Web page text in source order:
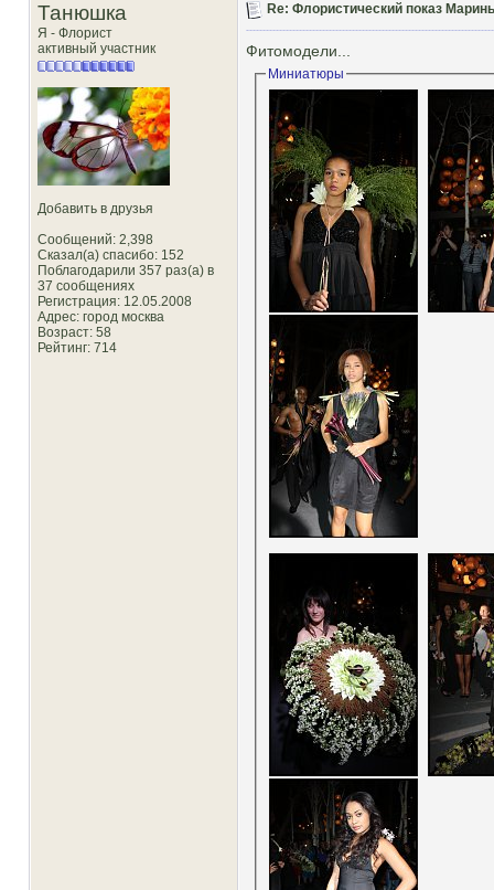
Танюшка
Я - Флорист
активный участник
Добавить в друзья
Сообщений: 2,398
Сказал(а) спасибо: 152
Поблагодарили 357 раз(а) в
37 сообщениях
Регистрация: 12.05.2008
Адрес: город москва
Возраст: 58
Рейтинг: 714
Re: Флористический показ
Фитомодели...
Миниатюры